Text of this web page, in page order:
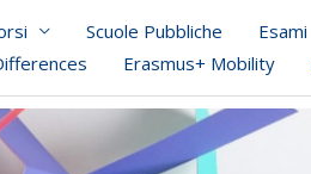
Scuole Pubbliche Esami
Erasmus+ Mobility